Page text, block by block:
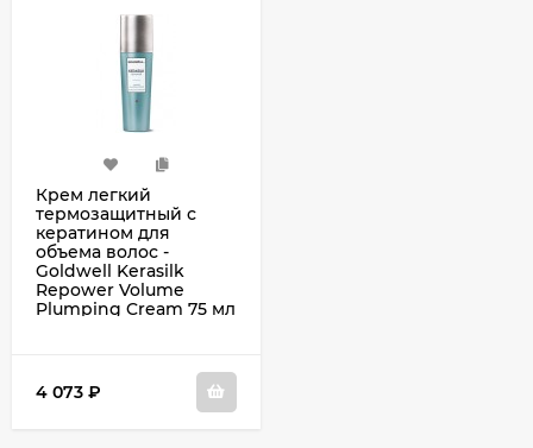
Крем легкий
термозащитный с
кератином для
объема волос -
Goldwell Kerasilk
Repower Volume
Plumping Cream 75 мл
4 073 ₽